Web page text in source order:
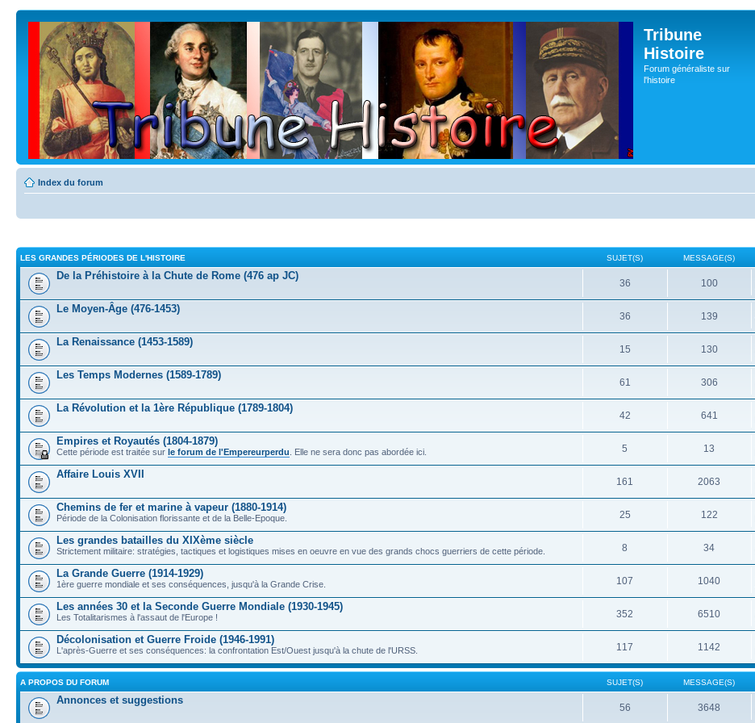
Tribune
Histoire
Forum généraliste sur
l'histoire
Index du forum
LES GRANDES PÉRIODES DE L'HISTOIRE SUJET(S) MESSAGE(S)
De la Préhistoire à la Chute de Rome (476 ap JC)
36 100
Le Moyen-Âge (476-1453)
36 139
La Renaissance (1453-1589)
15 130
Les Temps Modernes (1589-1789)
61 306
La Révolution et la 1ère République (1789-1804)
42 641
Empires et Royautés (1804-1879)
Cette période est traitée sur le forum de l'Empereurperdu . Elle ne sera donc pas abordée ici. 5 13
Affaire Louis XVII
161 2063
Chemins de fer et marine à vapeur (1880-1914)
Période de la Colonisation florissante et de la Belle-Epoque. 25 122
Les grandes batailles du XIXème siècle
Strictement militaire: stratégies, tactiques et logistiques mises en oeuvre en vue des grands chocs guerriers de cette période. 8 34
La Grande Guerre (1914-1929)
1ère guerre mondiale et ses conséquences, jusqu'à la Grande Crise. 107 1040
Les années 30 et la Seconde Guerre Mondiale (1930-1945)
Les Totalitarismes à l'assaut de l'Europe ! 352 6510
Décolonisation et Guerre Froide (1946-1991)
L'après-Guerre et ses conséquences: la confrontation Est/Ouest jusqu'à la chute de l'URSS. 117 1142
A PROPOS DU FORUM SUJET(S) MESSAGE(S)
Annonces et suggestions
56 3648